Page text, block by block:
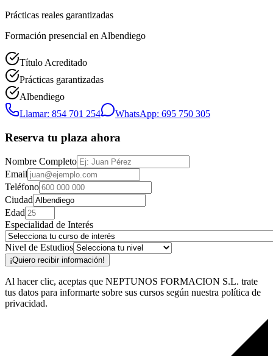
Prácticas reales garantizadas
Formación presencial en Albendiego
Título Acreditado
Prácticas garantizadas
Albendiego
Llamar: 854 701 254
WhatsApp: 695 750 305
Reserva tu plaza ahora
Nombre Completo
Email
Teléfono
Ciudad
Edad
Especialidad de Interés
Nivel de Estudios
¡Quiero recibir información!
Al hacer clic, aceptas que NEPTUNOS FORMACION S.L. trate
tus datos para informarte sobre sus cursos según nuestra política de
privacidad.